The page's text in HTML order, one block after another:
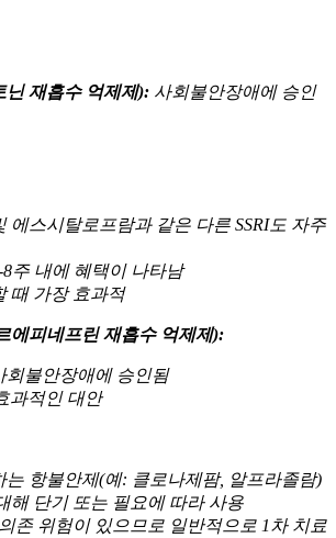
닌 재흡수 억제제): 사회불안장애에 승인
에스시탈로프람과 같은 다른 SSRI도 자주
8주 내에 혜택이 나타남
때 가장 효과적
에피네프린 재흡수 억제제):
회불안장애에 승인됨
과적인 대안
는 항불안제(예: 클로나제팜, 알프라졸람)
해 단기 또는 필요에 따라 사용
존 위험이 있으므로 일반적으로 1차 치료